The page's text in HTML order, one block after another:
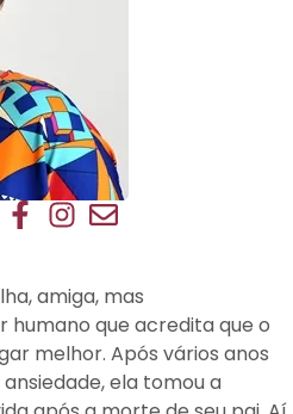
amiga, mas
humano que acredita que o
melhor. Após vários anos
ela tomou a